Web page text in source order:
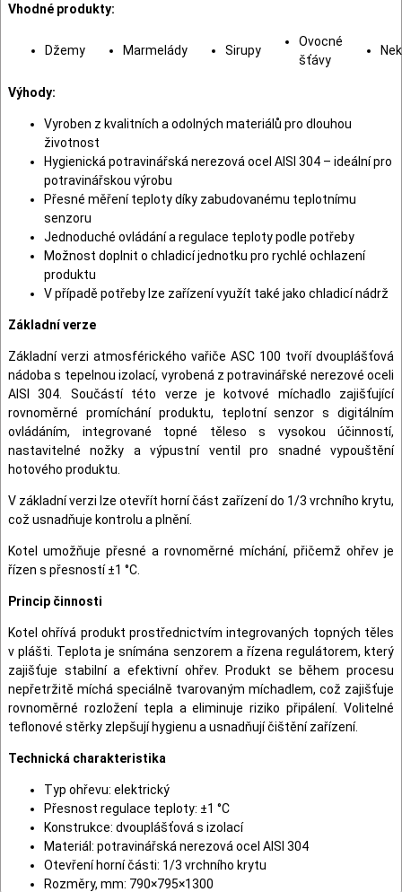
Vhodné produkty:
Džemy Marmelády Sirupy
Ovocné
šťávy
Výhody:
Vyroben z kvalitních a odolných materiálů pro dlouhou
životnost
Hygienická potravinářská nerezová ocel AISI 304 – ideální pro
potravinářskou výrobu
Přesné měření teploty díky zabudovanému teplotnímu
senzoru
Jednoduché ovládání a regulace teploty podle potřeby
Možnost doplnit o chladicí jednotku pro rychlé ochlazení
produktu
V případě potřeby lze zařízení využít také jako chladicí nádrž
Základní verze
Základní verzi atmosférického vařiče ASC 100 tvoří dvouplášťová
nádoba s tepelnou izolací, vyrobená z potravinářské nerezové oceli
AISI 304. Součástí této verze je kotvové míchadlo zajišťující
rovnoměrné promíchání produktu, teplotní senzor s digitálním
ovládáním, integrované topné těleso s vysokou účinností,
nastavitelné nožky a výpustní ventil pro snadné vypouštění
hotového produktu.
V základní verzi lze otevřít horní část zařízení do 1/3 vrchního krytu,
což usnadňuje kontrolu a plnění.
Kotel umožňuje přesné a rovnoměrné míchání, přičemž ohřev je
řízen s přesností ±1 °C.
Princip činnosti
Kotel ohřívá produkt prostřednictvím integrovaných topných těles
v plášti. Teplota je snímána senzorem a řízena regulátorem, který
zajišťuje stabilní a efektivní ohřev. Produkt se během procesu
nepřetržitě míchá speciálně tvarovaným míchadlem, což zajišťuje
rovnoměrné rozložení tepla a eliminuje riziko připálení. Volitelné
teflonové stěrky zlepšují hygienu a usnadňují čištění zařízení.
Technická charakteristika
Typ ohřevu: elektrický
Přesnost regulace teploty: ±1 °C
Konstrukce: dvouplášťová s izolací
Materiál: potravinářská nerezová ocel AISI 304
Otevření horní části: 1/3 vrchního krytu
Rozměry, mm: 790×795×1300